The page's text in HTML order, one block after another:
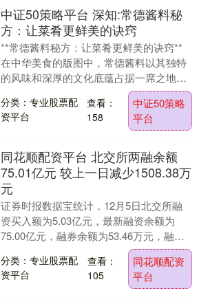
中证50策略平台 深知:常德酱料秘
方：让菜肴更鲜美的诀窍
**常德酱料秘方：让菜肴更鲜美的诀窍**
在中华美食的版图中，常德酱料以其独特
的风味和深厚的文化底蕴占据一席之地。
无论是炖菜、炒菜还是凉拌，一勺常德酱
料往往能让....
分类：专业股票配
资平台
查看：
158
中证50策略
平台
同花顺配资平台 北交所两融余额
75.01亿元 较上一日减少1508.38万
元
证券时报数据宝统计，12月5日北交所融
资买入额为5.03亿元，最新融资余额为
75.00亿元，融券余额为53.46万元，融资
融券余额为75.01亿元。 12月5日....
分类：专业股票配
资平台
查看：
105
同花顺配资
平台